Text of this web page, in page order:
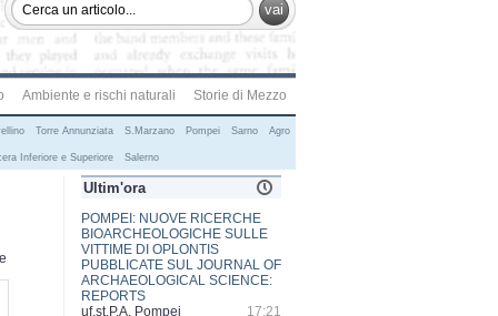
vai
Ambiente e rischi naturali Storie di Mezzo
Torre Annunziata S.Marzano Pompei Sarno Agro
Inferiore e Superiore Salerno
Ultim'ora
MISS SUD 2026 AL VIA: DA
CORLETO MONFORTE IL TOUR
CHE CONDURRÀ ALLA FINALE
DI ROCCADASPIDE
SILVIA DE CESARE
15:25
ECSTATIC POMPEII, LA CITTA'